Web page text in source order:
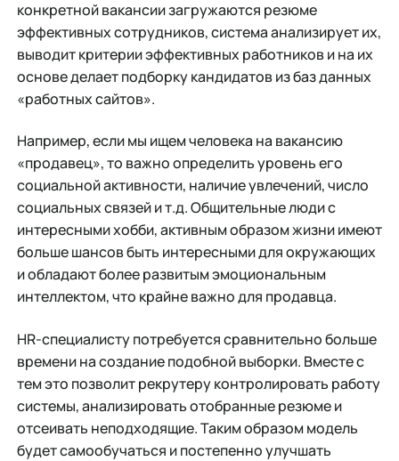
конкретной вакансии загружаются резюме
эффективных сотрудников, система анализирует их,
выводит критерии эффективных работников и на их
основе делает подборку кандидатов из баз данных
«работных сайтов».
Например, если мы ищем человека на вакансию
«продавец», то важно определить уровень его
социальной активности, наличие увлечений, число
социальных связей и т.д. Общительные люди с
интересными хобби, активным образом жизни имеют
больше шансов быть интересными для окружающих
и обладают более развитым эмоциональным
интеллектом, что крайне важно для продавца.
HR-специалисту потребуется сравнительно больше
времени на создание подобной выборки. Вместе с
тем это позволит рекрутеру контролировать работу
системы, анализировать отобранные резюме и
отсеивать неподходящие. Таким образом модель
будет самообучаться и постепенно улучшать